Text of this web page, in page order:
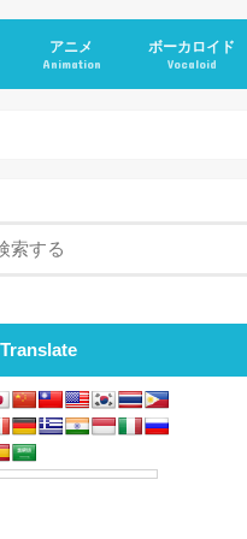
アニメ
Animation
ボーカロイド
Vocaloid
Translate